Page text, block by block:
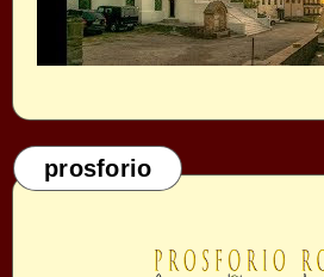
prosforio